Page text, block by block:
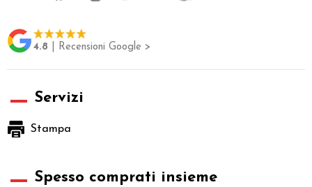
4.8 | Recensioni Google >
Servizi
Stampa
Spesso comprati insieme